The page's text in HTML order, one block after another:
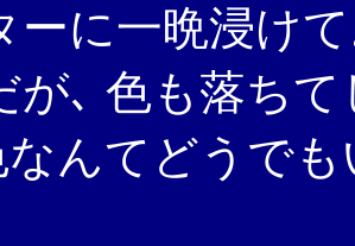
ーに一晩浸け
が､ 色も落ち
なんてどうで